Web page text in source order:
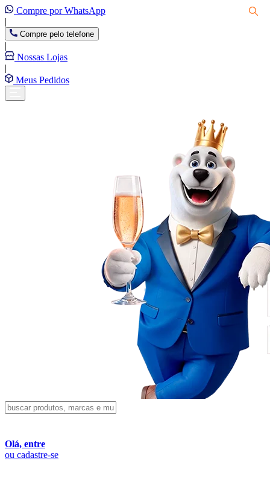
Compre por WhatsApp
|
Compre pelo telefone
|
Nossas Lojas
|
Meus Pedidos
Olá, entre
ou cadastre-se